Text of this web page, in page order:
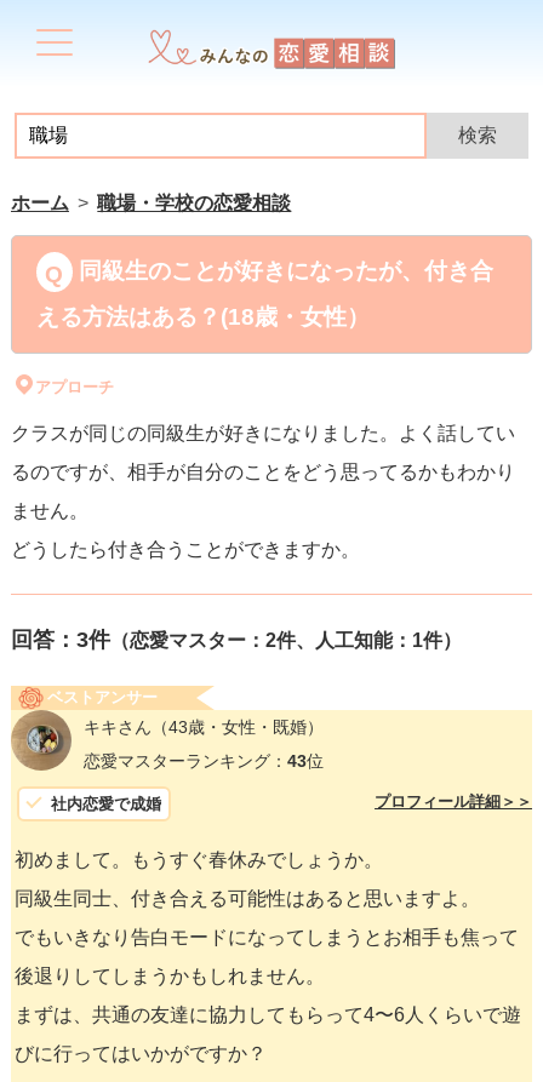
ホーム 職場・学校の恋愛相談
同級生のことが好きになったが、付き合
える方法はある？(18歳・女性）
アプローチ
クラスが同じの同級生が好きになりました。よく話してい
るのですが、相手が自分のことをどう思ってるかもわかり
ません。
どうしたら付き合うことができますか。
回答： 3件（恋愛マスター：2件、人工知能：1件）
ベストアンサー
キキさん （43歳・女性・既婚）
恋愛マスターランキング： 43位
社内恋愛で成婚 プロフィール詳細＞＞
初めまして。もうすぐ春休みでしょうか。
同級生同士、付き合える可能性はあると思いますよ。
でもいきなり告白モードになってしまうとお相手も焦って
後退りしてしまうかもしれません。
まずは、共通の友達に協力してもらって4〜6人くらいで遊
びに行ってはいかがですか？